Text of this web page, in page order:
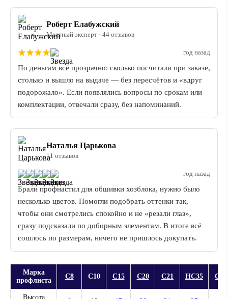
Роберт Елабужский
Местный эксперт · 44 отзывов
год назад
По деньгам всё прозрачно: сколько посчитали при заказе,
столько и вышло на выдаче — без пересчётов и «вдруг
подорожало». Если появлялись вопросы по срокам или
комплектации, отвечали сразу, без напоминаний.
Наталья Царькова
11 отзывов
год назад
Брали профнастил для обшивки хозблока, нужно было
несколько цветов. Помогли подобрать оттенки так,
чтобы они смотрелись спокойно и не «резали глаз»,
сразу подсказали по доборным элементам. В итоге всё
сошлось по размерам, ничего не пришлось докупать.
Марка
профлиста
С8 С10 С15 С20 С21 НС35 С44
Высота